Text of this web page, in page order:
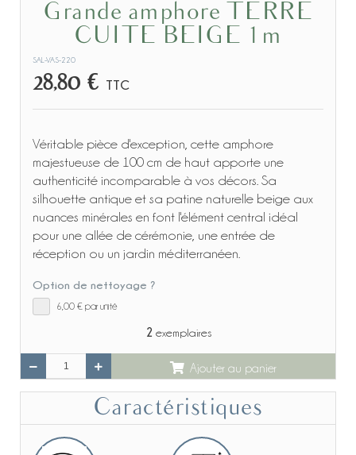
Grande amphore TERRE
CUITE BEIGE 1m
SAL-VAS-220
28,80 € TTC
Véritable pièce d'exception, cette amphore
majestueuse de 100 cm de haut apporte une
authenticité incomparable à vos décors. Sa
silhouette antique et sa patine naturelle beige aux
nuances minérales en font l'élément central idéal
pour une allée de cérémonie, une entrée de
réception ou un jardin méditerranéen.
Option de nettoyage ?
6,00 € par unité
2 exemplaires
Ajouter au panier
Caractéristiques